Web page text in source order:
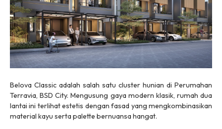
Belova Classic adalah salah satu cluster hunian di Perumahan
Terravia, BSD City. Mengusung gaya modern klasik, rumah dua
lantai ini terlihat estetis dengan fasad yang mengkombinasikan
material kayu sertapalette bernuansa hangat.